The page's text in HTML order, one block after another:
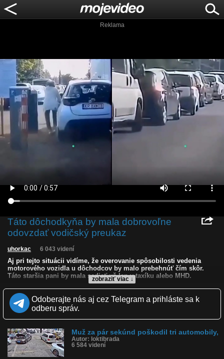
Reklama
Táto dôchodkyňa by mala dobrovoľne
odovzdať vodičský preukaz
zobraziť viac ↓
uhorkac 6 043 videní
Aj pri tejto situácii vidíme, že overovanie spôsobilosti vedenia
motorového vozidla u dôchodcov by malo prebehnúť čím skôr.
Táto staršia pani by mala sedieť už len v taxíku alebo MHD.
Kvalita:
Zverejnené: 26.5.2026 16:45
Páči sa: 90% (20 hlasov)
Obľúbené: 2
Dľžka: 0:57
Kategória: auto-moto
Tagy: nespôsobilá dôchodkyňa, senilita za volantom, auto
zrolovalo dve nohy, žena za volantom, žene ušlo auto, ušlo jej
Odoberajte nás aj cez Telegram a prihláste sa k
odberu správ.
Muž za pár sekúnd poškodil tri automobily,
Autor: loktibrada
6 584 videní